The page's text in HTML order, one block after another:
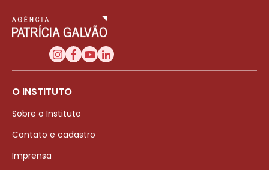
O INSTITUTO
Sobre o Instituto
Contato e cadastro
Imprensa